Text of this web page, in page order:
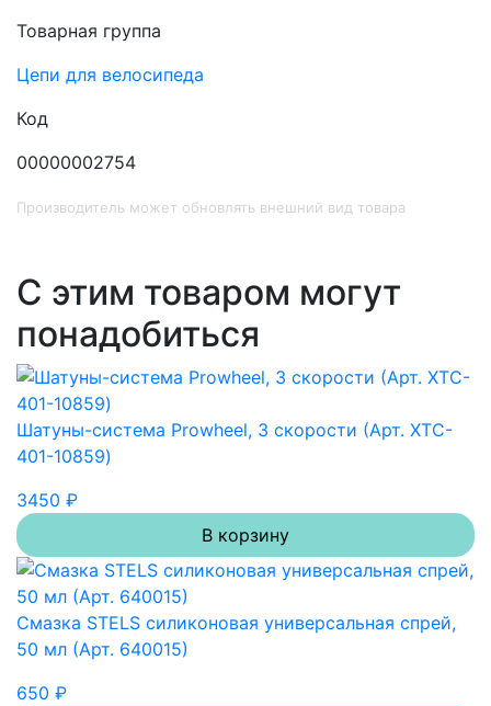
Товарная группа
Цепи для велосипеда
Код
00000002754
Производитель может обновлять внешний вид товара
С этим товаром могут
понадобиться
Шатуны-система Prowheel, 3 скорости (Арт. XTC-
401-10859)
3450 ₽
В корзину
Смазка STELS силиконовая универсальная спрей,
50 мл (Арт. 640015)
650 ₽